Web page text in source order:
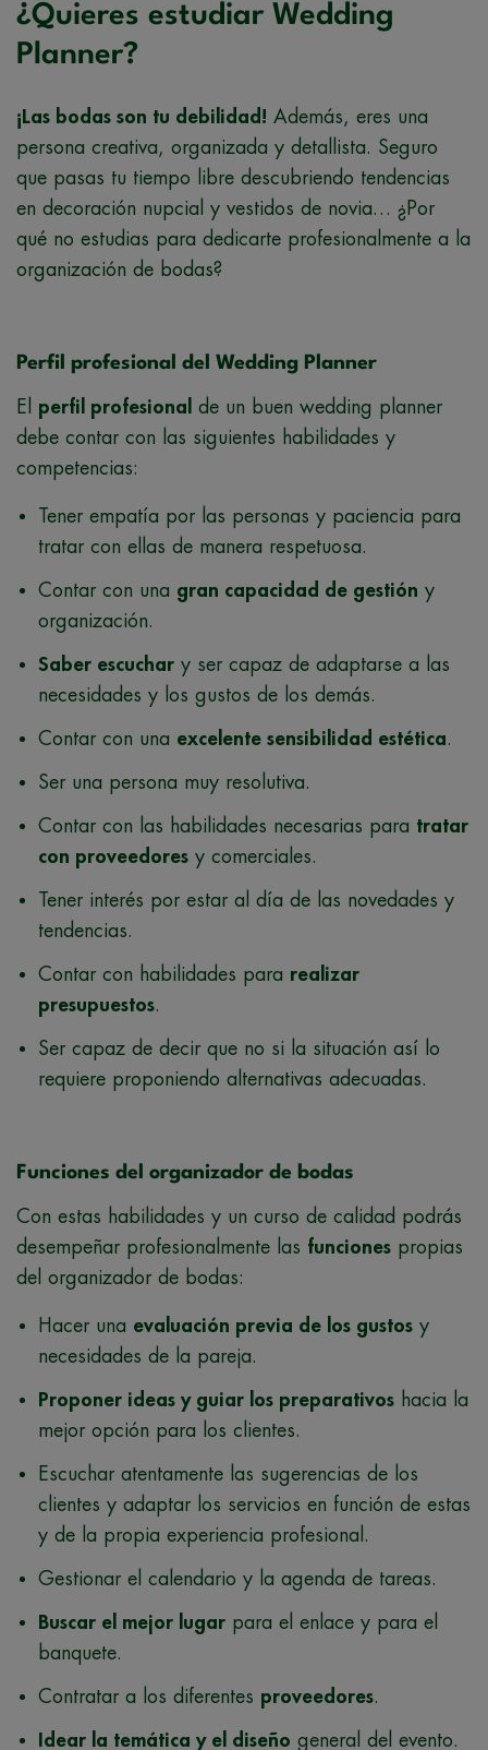
¿Quieres estudiar Wedding
Planner?
¡Las bodas son tu debilidad! Además, eres una
persona creativa, organizada y detallista. Seguro
que pasas tu tiempo libre descubriendo tendencias
en decoración nupcial y vestidos de novia… ¿Por
qué no estudias para dedicarte profesionalmente a la
organización de bodas?
Perfil profesional del Wedding Planner
El perfil profesional
de un buen wedding planner
debe contar con las siguientes habilidades y
competencias:
Tener empatía por las personas y paciencia para
tratar con ellas de manera respetuosa.
Contar con una gran capacidad de gestión y
organización.
Saber escuchar y ser capaz de adaptarse a las
necesidades y los gustos de los demás.
Contar con una excelente sensibilidad estética.
Ser una persona muy resolutiva.
Contar con las habilidades necesarias para tratar
con proveedores y comerciales.
Tener interés por estar al día de las novedades y
tendencias.
Contar con habilidades para realizar
presupuestos.
Ser capaz de decir que no si la situación así lo
requiere proponiendo alternativas adecuadas.
Funciones del organizador de bodas
Con estas habilidades y un curso de calidad podrás
desempeñar profesionalmente las funciones propias
del organizador de bodas:
Hacer una evaluación previa de los gustos y
necesidades de la pareja.
Proponer ideas y guiar los preparativos hacia la
mejor opción para los clientes.
Escuchar atentamente las sugerencias de los
clientes y adaptar los servicios en función de estas
y de la propia experiencia profesional.
Gestionar el calendario y la agenda de tareas.
Buscar el mejor lugar para el enlace y para el
banquete.
Contratar a los diferentes proveedores.
Idear la temática y el diseño general del evento.